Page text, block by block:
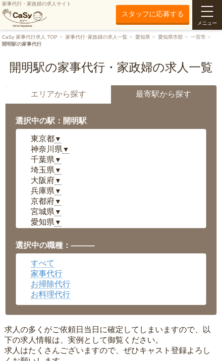
家事代行・家政婦の求人サイト
スタッフに応募する
メニュー
CaSy 家事代行求人 TOP 家事代行･家政婦の求人一覧 愛知県 愛知県市部
一宮市
開明駅の家事代行
開明駅の家事代行・家政婦の求人一覧
エリアから探す 最寄駅から探す
選択中の駅：開明駅
東京都▼
神奈川県 ▼
千葉県 ▼
埼玉県 ▼
大阪府▼
兵庫県 ▼
京都府▼
宮城県 ▼
愛知県 ▼
岡山県▼
広島県▼
沖縄県
選択中の職種：———
すべて
家事代行
お掃除代行
お料理代行
求人の多くがご依頼日当日に確定してしまいますので、以
下の求人情報は、実例として御覧ください。
求人はたくさんございますので、ぜひキャスト登録よろし